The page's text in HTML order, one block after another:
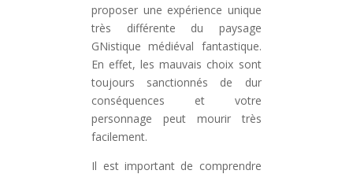
proposer une expérience unique
très différente du paysage
GNistique médiéval fantastique.
En effet, les mauvais choix sont
toujours sanctionnés de dur
conséquences et votre
personnage peut mourir très
facilement.
Il est important de comprendre